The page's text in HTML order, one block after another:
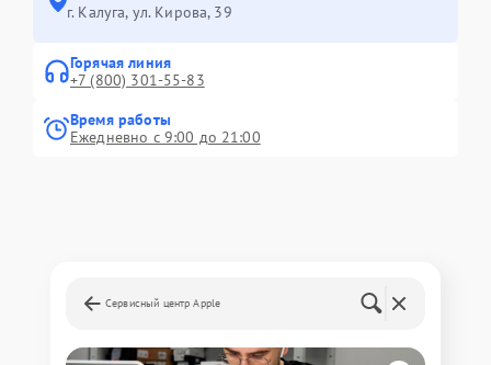
г. Калуга, ул. Кирова, 39
Горячая линия
+7 (800) 301-55-83
Время работы
Ежедневно с 9:00 до 21:00
Сервисный центр Apple